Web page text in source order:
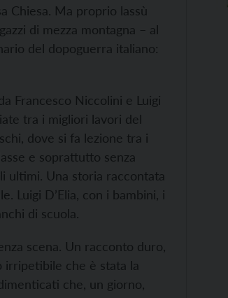
Chiesa. Ma proprio lassù
di mezza montagna – al
del dopoguerra italiano:
Francesco Niccolini e Luigi
tra i migliori lavori del
dove si fa lezione tra i
e soprattutto senza
ultimi. Una storia raccontata
Luigi D’Elia, con i bambini, i
di scuola.
scena. Un racconto duro,
irripetibile che è stata la
che, un giorno,